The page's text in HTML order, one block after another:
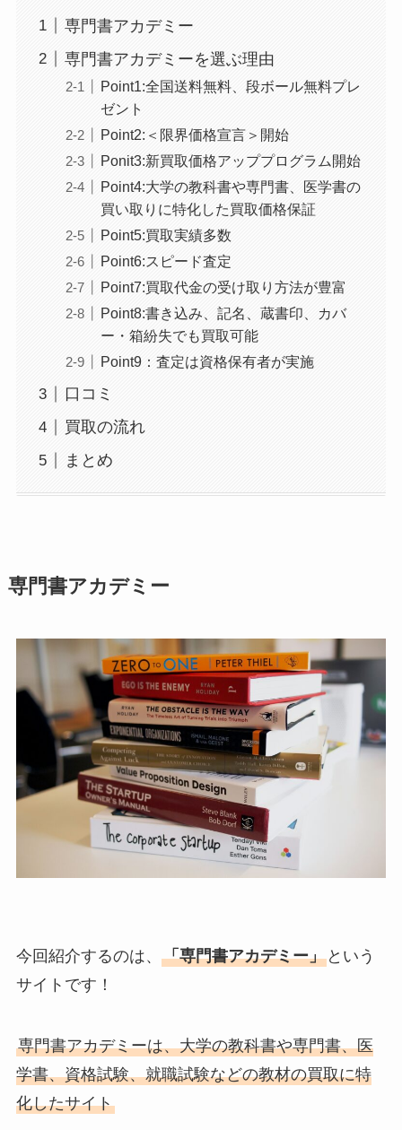
専門書アカデミー
専門書アカデミーを選ぶ理由
Point1:全国送料無料、段ボール無料プレ
ゼント
Point2:＜限界価格宣言＞開始
Ponit3:新買取価格アッププログラム開始
Point4:大学の教科書や専門書、医学書の
買い取りに特化した買取価格保証
Point5:買取実績多数
Point6:スピード査定
Point7:買取代金の受け取り方法が豊富
Point8:書き込み、記名、蔵書印、カバ
ー・箱紛失でも買取可能
Point9：査定は資格保有者が実施
口コミ
買取の流れ
まとめ
専門書アカデミー
今回紹介するのは、 「専門書アカデミー」という
サイトです！
専門書アカデミーは、大学の教科書や専門書、医
学書、資格試験、就職試験などの教材の買取に特
化したサイト